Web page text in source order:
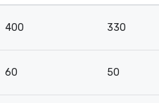
400 330
60 50